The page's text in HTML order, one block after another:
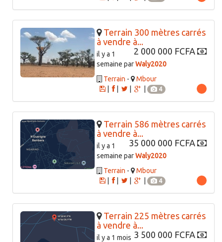
Terrain 300 mètres carrés
à vendre à...
2 000 000 FCFA
il y a 1
semaine parWaly2020
Terrain -
Mbour
|
4
Terrain 586 mètres carrés
à vendre à...
35 000 000 FCFA
il y a 1
semaine parWaly2020
Terrain -
Mbour
|
4
Terrain 225 mètres carrés
à vendre à...
3 500 000 FCFA
il y a 1 mois